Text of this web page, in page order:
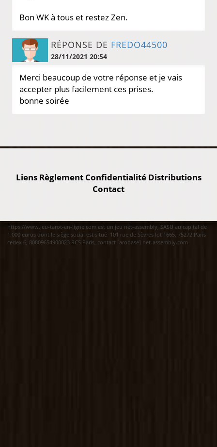
Bon WK à tous et restez Zen.
RÉPONSE DE FREDO44500
28/11/2021 20:54
Merci beaucoup de votre réponse et je vais
accepter plus facilement ces prises.
bonne soirée
Liens Règlement Confidentialité Distributions
Contact
https://www.jeu-tarot-en-ligne.com est un jeu net-assembly, SASU au capital de
1.000 euros dont le siège social est situé 101 rue de Sèvres lot 1665, 75272 Paris
cedex 6, 80809654900023 RCS Paris, contact [arobase] net-assembly.com